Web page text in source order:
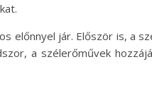
előnnyel jár. Először is, a
a szélerőművek